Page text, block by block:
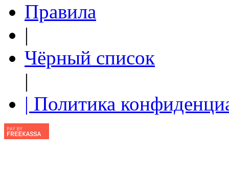
Правила
|
Чёрный список
|
| Политика